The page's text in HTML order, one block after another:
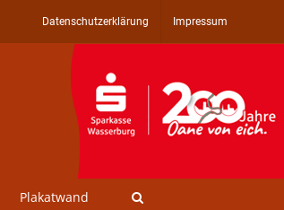
Datenschutzerklärung Impressum
Plakatwand